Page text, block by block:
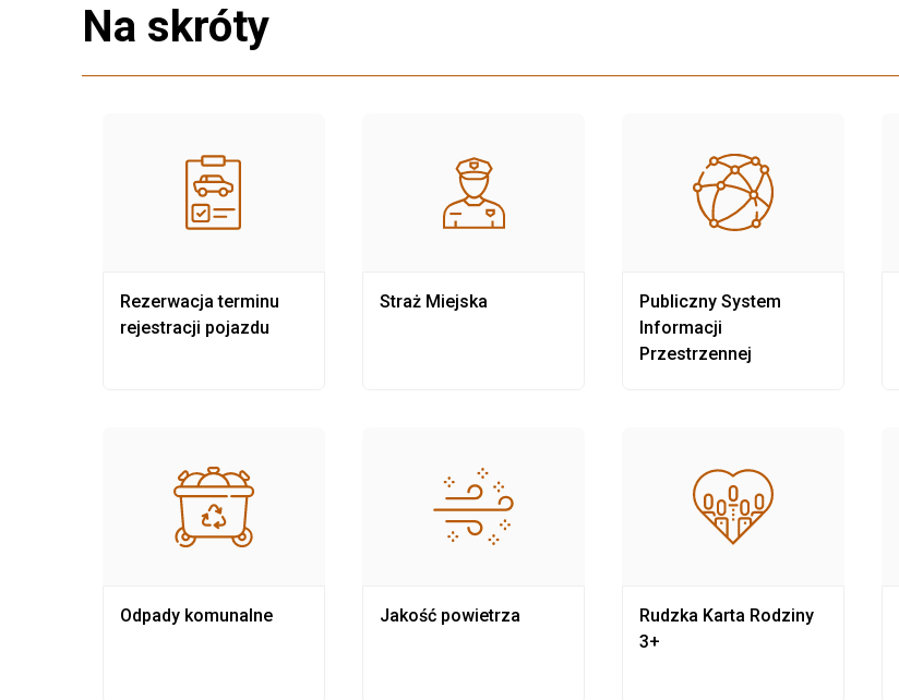
Na skróty
Rezerwacja terminu
rejestracji pojazdu
Odpady komunalne
Straż Miejska
Jakość powietrza
Publiczny System
Informacji
Przestrzennej
Rudzka Karta Rodziny
3+